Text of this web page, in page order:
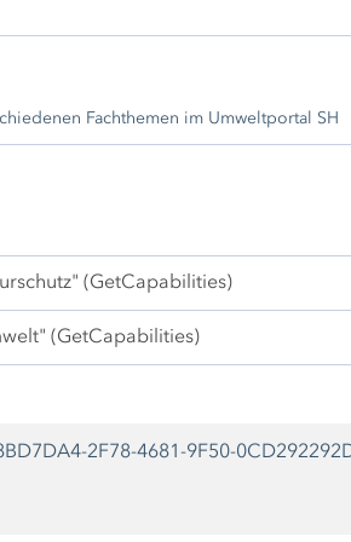
Fachthemen im Umweltportal SH
(GetCapabilities)
(GetCapabilities)
2F78-4681-9F50-